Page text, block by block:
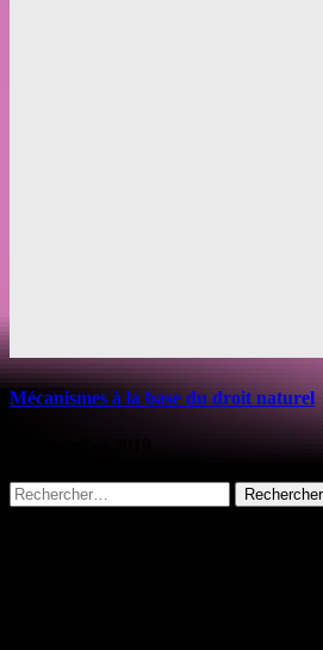
Mécanismes à la base du droit naturel
Rechercher :